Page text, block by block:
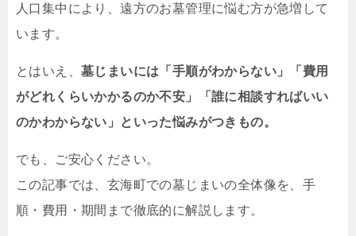
人口集中により、遠方のお墓管理に悩む方が急増して
います。
とはいえ、 墓じまいには「手順がわからない」「費用
がどれくらいかかるのか不安」「誰に相談すればいい
のかわからない」といった悩みがつきもの。
でも、ご安心ください。
この記事では、玄海町での墓じまいの全体像を、手
順・費用・期間まで徹底的に解説します。